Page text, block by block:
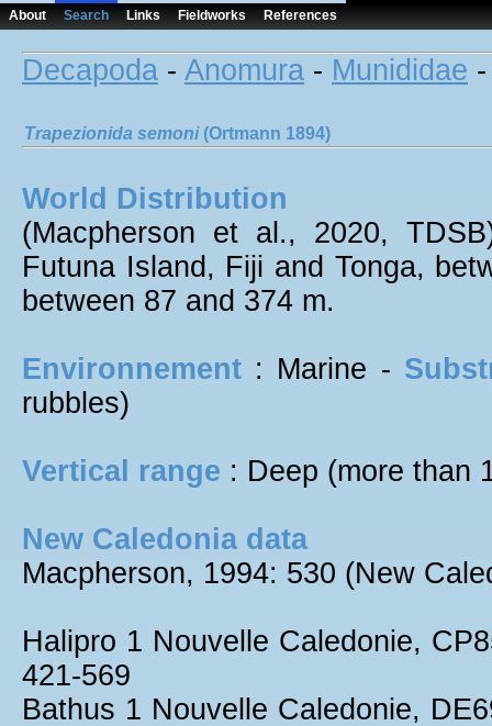
About Search Links Fieldworks References
Decapoda - Anomura - Munididae
Trapezionida semoni(Ortmann 1894)
World Distribution
(Macpherson et al., 2020,
Futuna Island, Fiji and Tonga,
between 87 and 374 m.
Environnement : Marine -
rubbles)
Vertical range : Deep (more than
New Caledonia data
Macpherson, 1994: 530 (New
Halipro 1 Nouvelle Caledonie,
421-569
Bathus 1 Nouvelle Caledonie,